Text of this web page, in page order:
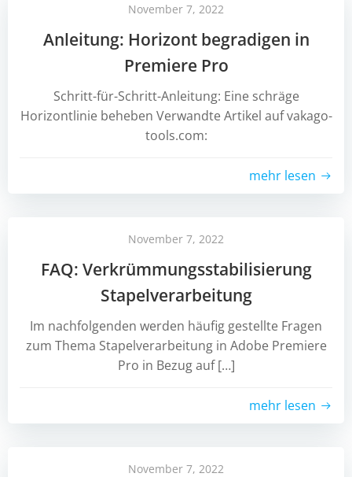
November 7, 2022
Anleitung: Horizont begradigen in
Premiere Pro
Schritt-für-Schritt-Anleitung: Eine schräge
Horizontlinie beheben Verwandte Artikel auf vakago-
tools.com:
mehr lesen
November 7, 2022
FAQ: Verkrümmungsstabilisierung
Stapelverarbeitung
Im nachfolgenden werden häufig gestellte Fragen
zum Thema Stapelverarbeitung in Adobe Premiere
Pro in Bezug auf […]
mehr lesen
November 7, 2022